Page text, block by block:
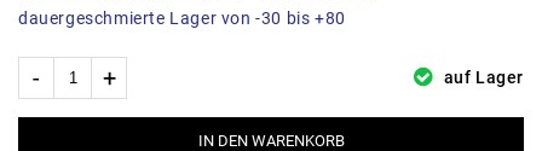
dauergeschmierte Lager von -30 bis +80
auf Lager
IN DEN WARENKORB